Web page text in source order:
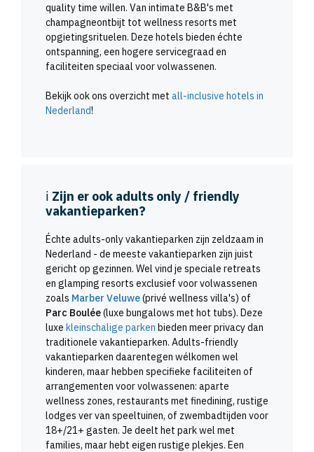
quality time willen. Van intimate B&B's met
champagneontbijt tot wellness resorts met
opgietingsrituelen. Deze hotels bieden échte
ontspanning, een hogere servicegraad en
faciliteiten speciaal voor volwassenen.
Bekijk ook ons overzicht met all-inclusive hotels in
Nederland!
ℹ️ Zijn er ook adults only / friendly
vakantieparken?
Échte adults-only vakantieparken zijn zeldzaam in
Nederland - de meeste vakantieparken zijn juist
gericht op gezinnen. Wel vind je speciale retreats
en glamping resorts exclusief voor volwassenen
zoals Marber Veluwe(privé wellness villa's) of
Parc Boulée(luxe bungalows met hot tubs). Deze
luxe kleinschalige parken bieden meer privacy dan
traditionele vakantieparken. Adults-friendly
vakantieparken daarentegen wélkomen wel
kinderen, maar hebben specifieke faciliteiten of
arrangementen voor volwassenen: aparte
wellness zones, restaurants met finedining, rustige
lodges ver van speeltuinen, of zwembadtijden voor
18+/21+ gasten. Je deelt het park wel met
families, maar hebt eigen rustige plekjes. Een